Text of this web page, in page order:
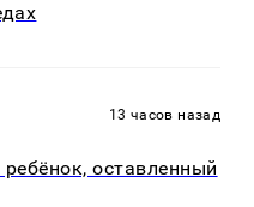
13 часов назад
оставленный